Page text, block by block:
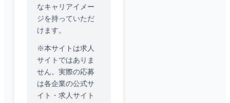
なキャリアイメー
ジを持っていただ
けます。
※本サイトは求人
サイトではありま
せん。実際の応募
は各企業の公式サ
イト・求人サイト